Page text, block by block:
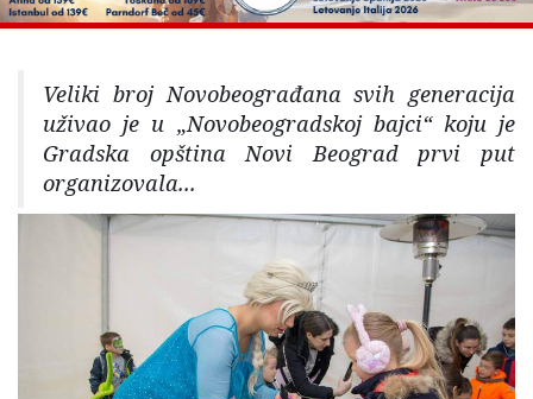
Veliki broj Novobeograđana svih generacija
uživao je u „Novobeogradskoj bajci“ koju je
Gradska opština Novi Beograd prvi put
organizovala...